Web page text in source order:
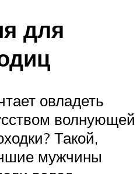
для
овладеть
волнующей
Такой,
мужчины